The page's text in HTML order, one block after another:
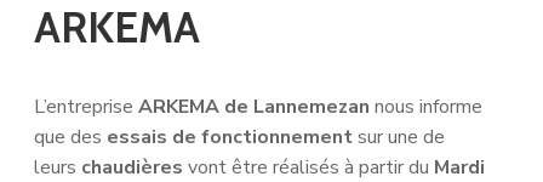
ARKEMA
L’entreprise ARKEMA de Lannemezan nous informe
que des essais de fonctionnementsur une de
leurs chaudières vont être réalisés à partir du Mardi